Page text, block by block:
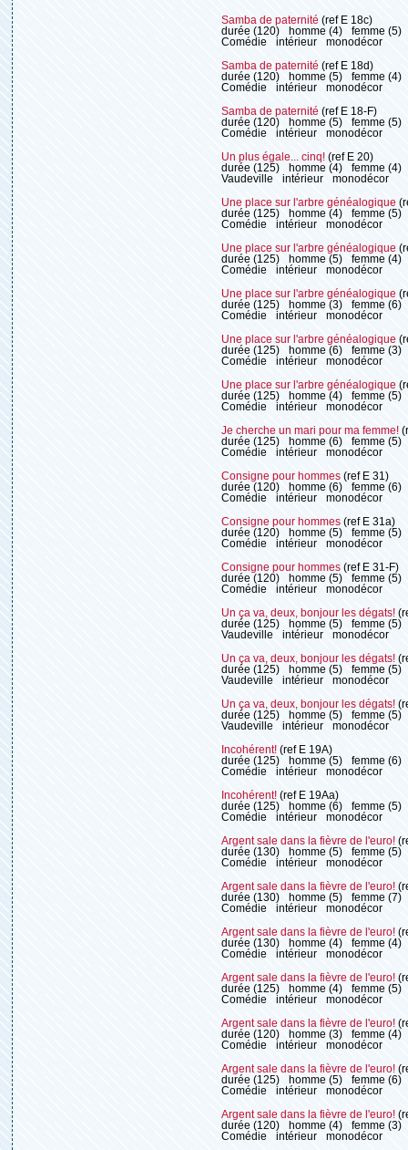
Samba de paternité (ref E 18c)
durée (120)
homme (4)
femme (5)
Comédie
intérieur monodécor
Samba de paternité (ref E 18d)
durée (120)
homme (5)
femme (4)
Comédie
intérieur monodécor
Samba de paternité (ref E 18-F)
durée (120)
homme (5)
femme (5)
Comédie
intérieur monodécor
Un plus égale... cinq! (ref E 20)
durée (125)
homme (4)
femme (4)
Vaudeville
intérieur monodécor
Une place sur l'arbre généalogique
durée (125)
homme (4)
femme (5)
Comédie
intérieur monodécor
Une place sur l'arbre généalogique
durée (125)
homme (5)
femme (4)
Comédie
intérieur monodécor
Une place sur l'arbre généalogique
durée (125)
homme (3)
femme (6)
Comédie
intérieur monodécor
Une place sur l'arbre généalogique
durée (125)
homme (6)
femme (3)
Comédie
intérieur monodécor
Une place sur l'arbre généalogique
durée (125)
homme (4)
femme (5)
Comédie
intérieur monodécor
Je cherche un mari pour ma femme!
durée (125)
homme (6)
femme (5)
Comédie
intérieur monodécor
Consigne pour hommes (ref E 31)
durée (120)
homme (6)
femme (6)
Comédie
intérieur monodécor
Consigne pour hommes (ref E 31a)
durée (120)
homme (5)
femme (5)
Comédie
intérieur monodécor
Consigne pour hommes (ref E 31-F)
durée (120)
homme (5)
femme (5)
Comédie
intérieur monodécor
Un ça va, deux, bonjour les dégats!
durée (125)
homme (5)
femme (5)
Vaudeville
intérieur monodécor
Un ça va, deux, bonjour les dégats!
durée (125)
homme (5)
femme (5)
Vaudeville
intérieur monodécor
Un ça va, deux, bonjour les dégats!
durée (125)
homme (5)
femme (5)
Vaudeville
intérieur monodécor
Incohérent! (ref E 19A)
durée (125)
homme (5)
femme (6)
Comédie
intérieur monodécor
Incohérent! (ref E 19Aa)
durée (125)
homme (6)
femme (5)
Comédie
intérieur monodécor
Argent sale dans la fièvre de l'euro!
durée (130)
homme (5)
femme (5)
Comédie
intérieur monodécor
Argent sale dans la fièvre de l'euro!
durée (130)
homme (5)
femme (7)
Comédie
intérieur monodécor
Argent sale dans la fièvre de l'euro!
durée (130)
homme (4)
femme (4)
Comédie
intérieur monodécor
Argent sale dans la fièvre de l'euro!
durée (125)
homme (4)
femme (5)
Comédie
intérieur monodécor
Argent sale dans la fièvre de l'euro!
durée (120)
homme (3)
femme (4)
Comédie
intérieur monodécor
Argent sale dans la fièvre de l'euro!
durée (125)
homme (5)
femme (6)
Comédie
intérieur monodécor
Argent sale dans la fièvre de l'euro!
durée (120)
homme (4)
femme (3)
Comédie
intérieur monodécor